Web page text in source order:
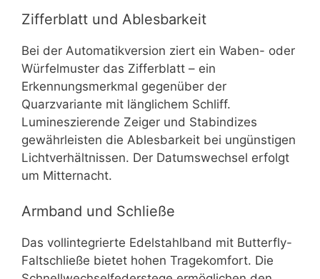
Zifferblatt und Ablesbarkeit
Bei der Automatikversion ziert ein Waben- oder
Würfelmuster das Zifferblatt – ein
Erkennungsmerkmal gegenüber der
Quarzvariante mit länglichem Schliff.
Lumineszierende Zeiger und Stabindizes
gewährleisten die Ablesbarkeit bei ungünstigen
Lichtverhältnissen. Der Datumswechsel erfolgt
um Mitternacht.
Armband und Schließe
Das vollintegrierte Edelstahlband mit Butterfly-
Faltschließe bietet hohen Tragekomfort. Die